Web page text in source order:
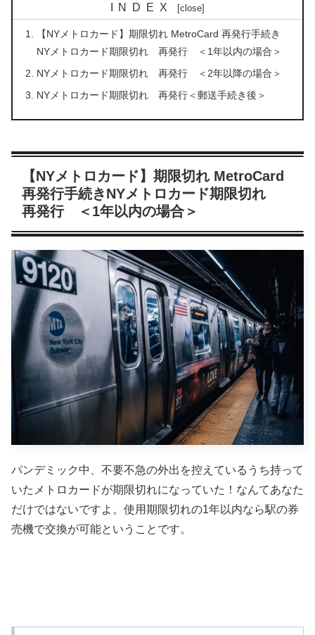
INDEX
【NYメトロカード】期限切れ MetroCard 再発行手続き
NYメトロカード期限切れ 再発行 ＜1年以内の場合＞
NYメトロカード期限切れ 再発行 ＜2年以降の場合＞
NYメトロカード期限切れ 再発行＜郵送手続き後＞
【NYメトロカード】期限切れ MetroCard
再発行手続きNYメトロカード期限切れ
再発行 ＜1年以内の場合＞
パンデミック中、不要不急の外出を控えているうち持って
いたメトロカードが期限切れになっていた！なんてあなた
だけではないですよ。使用期限切れの1年以内なら駅の券
売機で交換が可能ということです。